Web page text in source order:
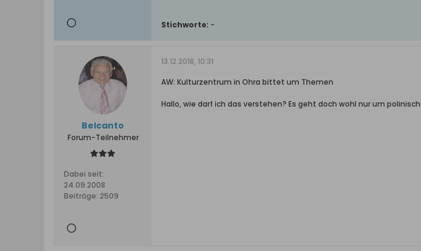
Stichworte: -
Belcanto
Forum-Teilnehmer
Dabei seit:
24.09.2008
Beiträge: 2509
13.12.2018, 10:31
AW: Kulturzentrum in Ohra bittet um Themen
Hallo, wie darf ich das verstehen? Es geht doch wohl nur um